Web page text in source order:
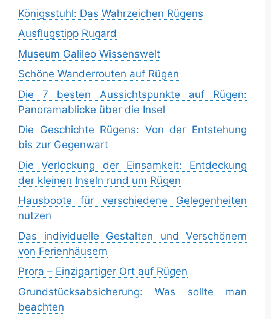
Königsstuhl: Das Wahrzeichen Rügens
Ausflugstipp Rugard
Museum Galileo Wissenswelt
Schöne Wanderrouten auf Rügen
Die 7 besten Aussichtspunkte auf Rügen:
Panoramablicke über die Insel
Die Geschichte Rügens: Von der Entstehung
bis zur Gegenwart
Die Verlockung der Einsamkeit: Entdeckung
der kleinen Inseln rund um Rügen
Hausboote für verschiedene Gelegenheiten
nutzen
Das individuelle Gestalten und Verschönern
von Ferienhäusern
Prora – Einzigartiger Ort auf Rügen
Grundstücksabsicherung: Was sollte man
beachten